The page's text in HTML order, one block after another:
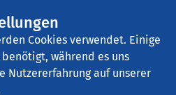
Cookies verwendet. Einige
während es uns
Nutzererfahrung auf unserer
Oberhausen